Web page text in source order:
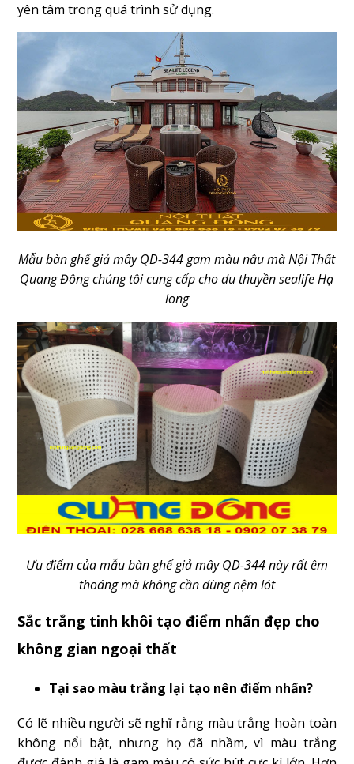
yên tâm trong quá trình sử dụng.
Mẫu bàn ghế giả mây QD-344 gam màu nâu mà Nội Thất
Quang Đông chúng tôi cung cấp cho du thuyền sealife Hạ
long
Ưu điểm của mẫu bàn ghế giả mây QD-344 này rất êm
thoáng mà không cần dùng nệm lót
Sắc trắng tinh khôi tạo điểm nhấn đẹp cho
không gian ngoại thất
Tại sao màu trắng lại tạo nên điểm nhấn?
Có lẽ nhiều người sẽ nghĩ rằng màu trắng hoàn toàn
không nổi bật, nhưng họ đã nhầm, vì màu trắng